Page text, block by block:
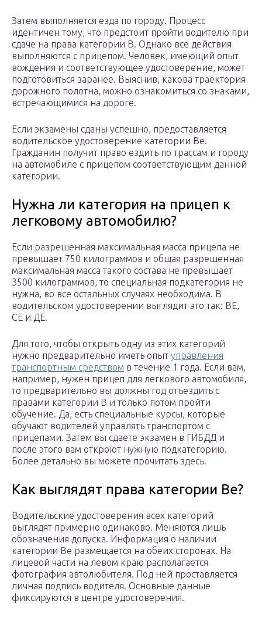
Затем выполняется езда по городу. Процесс
идентичен тому, что предстоит пройти водителю при
сдаче на права категории B. Однако все действия
выполняются с прицепом. Человек, имеющий опыт
вождения и соответствующее удостоверение, может
подготовиться заранее. Выяснив, какова траектория
дорожного полотна, можно ознакомиться со знаками,
встречающимися на дороге.
Если экзамены сданы успешно, предоставляется
водительское удостоверение категории Be.
Гражданин получит право ездить по трассам и городу
на автомобиле с прицепом соответствующим данной
категории.
Нужна ли категория на прицеп к
легковому автомобилю?
Если разрешенная максимальная масса прицепа не
превышает 750 килограммов и общая разрешенная
максимальная масса такого состава не превышает
3500 килограммов, то специальная подкатегория не
нужна, во все остальных случаях необходима. В
водительском удостоверении выглядит это так: ВЕ,
СЕ и ДЕ.
Для того, чтобы открыть одну из этих категорий
нужно предварительно иметь опыт управления
транспортным средством в течение 1 года. Если вам,
например, нужен прицеп для легкового автомобиля,
то предварительно вы должны год отъездить с
правами категории В и только потом пройти
обучение. Да, есть специальные курсы, которые
обучают водителей управлять транспортом с
прицепами. Затем вы сдаете экзамен в ГИБДД и
после этого вам откроют нужную подкатегорию.
Более детально вы можете прочитать здесь.
Как выглядят права категории Ве?
Водительские удостоверения всех категорий
выглядят примерно одинаково. Меняются лишь
обозначения допуска. Информация о наличии
категории Ве размещается на обеих сторонах. На
лицевой части на левом краю располагается
фотография автолюбителя. Под ней проставляется
личная подпись водителя. Основные данные
фиксируются в центре удостоверения.